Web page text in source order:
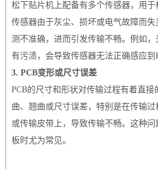
松下贴片机上配备有多个传感器，用于
传感器由于灰尘、损坏或电气故障而
测不准确，进而引发传输不畅。例如
有污渍，会导致传感器无法正确感应到
3. PCB变形或尺寸误差
PCB的尺寸和形状对传输过程有着直接
曲、翘曲或尺寸误差，特别是在传输
或传输皮带上，导致传输不畅。这种
板时尤为常见。